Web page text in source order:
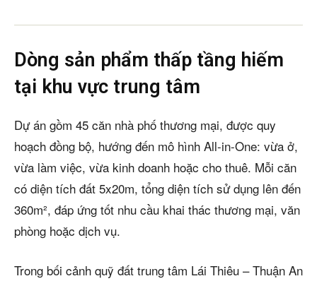
Dòng sản phẩm thấp tầng hiếm
tại khu vực trung tâm
Dự án gồm 45 căn nhà phố thương mại, được quy
hoạch đồng bộ, hướng đến mô hình All-in-One: vừa ở,
vừa làm việc, vừa kinh doanh hoặc cho thuê. Mỗi căn
có diện tích đất 5x20m, tổng diện tích sử dụng lên đến
360m², đáp ứng tốt nhu cầu khai thác thương mại, văn
phòng hoặc dịch vụ.
Trong bối cảnh quỹ đất trung tâm Lái Thiêu – Thuận An